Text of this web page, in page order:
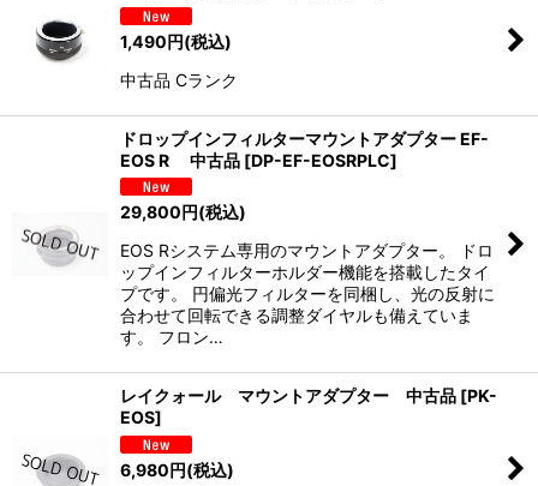
並び順:
1,490円(税込)
中古品 Cランク
ドロップインフィルターマウントアダプター EF-
EOS R 中古品 [DP-EF-EOSRPLC]
29,800円(税込)
EOS Rシステム専用のマウントアダプター。 ドロ
ップインフィルターホルダー機能を搭載したタイ
プです。 円偏光フィルターを同梱し、光の反射に
合わせて回転できる調整ダイヤルも備えていま
す。 フロン…
レイクォール マウントアダプター 中古品 [PK-
EOS]
6,980円(税込)